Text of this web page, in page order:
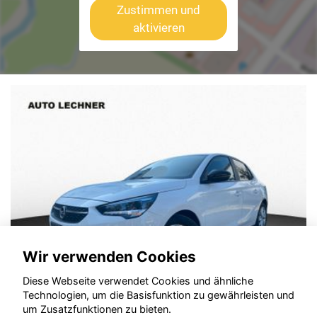
Zustimmen und
aktivieren
Wir verwenden Cookies
Diese Webseite verwendet Cookies und ähnliche
Technologien, um die Basisfunktion zu gewährleisten und
um Zusatzfunktionen zu bieten.